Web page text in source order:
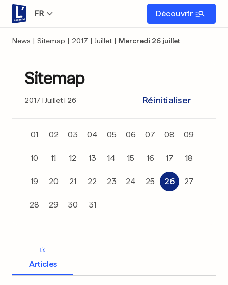
FR Découvrir
News | Sitemap | 2017 | Juillet | Mercredi 26 juillet
Sitemap
2017 Juillet 26 Réinitialiser
01 02 03 04 05 06 07 08 09
10 11 12 13 14 15 16 17 18
19 20 21 22 23 24 25 26 27
28 29 30 31
Articles